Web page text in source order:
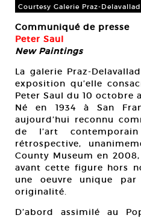
Courtesy Galerie Praz-
Communiqué de presse
Peter Saul
New Paintings
La galerie Praz-
exposition qu’elle
Peter Saul du 10 octobre
Né en 1934 à San
aujourd’hui reconnu
de l’art
rétrospective,
County Museum en
avant cette figure hors
une oeuvre unique
originalité.
D’abord assimilé au